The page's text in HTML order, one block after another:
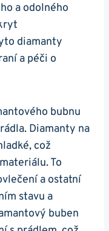
a odolného
diamanty⁣
a péči​ o
bubnu
Diamanty na
což
To
a ostatní
stavu a
buben